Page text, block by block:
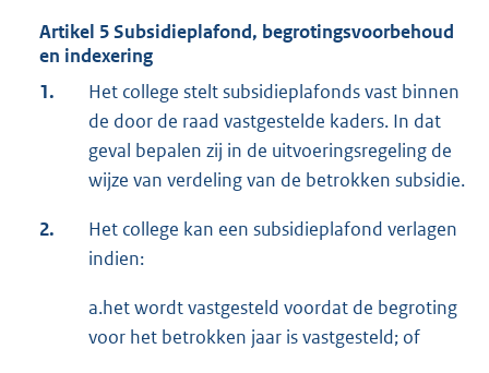
Artikel 5 Subsidieplafond, begrotingsvoorbehoud
en indexering
1.
Het college stelt subsidieplafonds vast binnen
de door de raad vastgestelde kaders. In dat
geval bepalen zij in de uitvoeringsregeling de
wijze van verdeling van de betrokken subsidie.
2.
Het college kan een subsidieplafond verlagen
indien:
a.het wordt vastgesteld voordat de begroting
voor het betrokken jaar is vastgesteld; of